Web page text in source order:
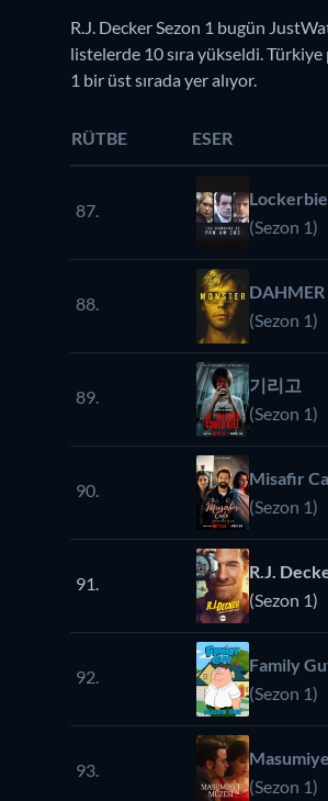
R.J. Decker Sezon 1 bugün
listelerde 10 sıra yükseldi.
1 bir üst sırada yer alıyor.
RÜTBE ESER
87.
(Sezon 1)
88.
(Sezon 1)
89.
기리고
(Sezon 1)
90.
Misafir
(Sezon 1)
91.
R.J.
(Sezon 1)
92.
Family
(Sezon 1)
93.
(Sezon 1)